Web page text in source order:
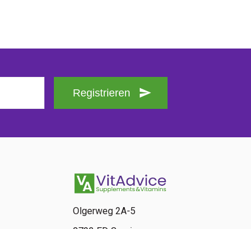
Registrieren
Olgerweg 2A-5